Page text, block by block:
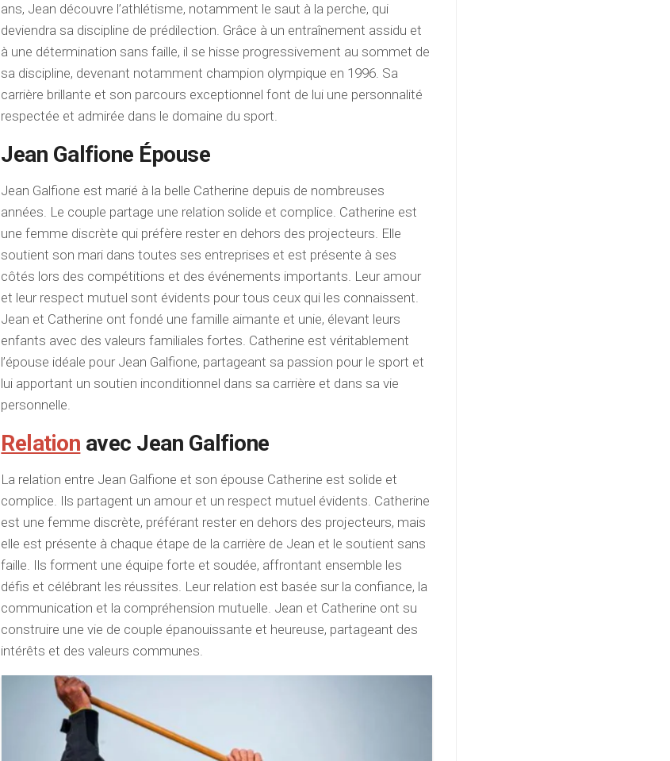
ans, Jean découvre l’athlétisme, notamment le saut à la perche, qui
deviendra sa discipline de prédilection. Grâce à un entraînement assidu et
à une détermination sans faille, il se hisse progressivement au sommet de
sa discipline, devenant notamment champion olympique en 1996. Sa
carrière brillante et son parcours exceptionnel font de lui une personnalité
respectée et admirée dans le domaine du sport.
Jean Galfione Épouse
Jean Galfione est marié à la belle Catherine depuis de nombreuses
années. Le couple partage une relation solide et complice. Catherine est
une femme discrète qui préfère rester en dehors des projecteurs. Elle
soutient son mari dans toutes ses entreprises et est présente à ses
côtés lors des compétitions et des événements importants. Leur amour
et leur respect mutuel sont évidents pour tous ceux qui les connaissent.
Jean et Catherine ont fondé une famille aimante et unie, élevant leurs
enfants avec des valeurs familiales fortes. Catherine est véritablement
l’épouse idéale pour Jean Galfione, partageant sa passion pour le sport et
lui apportant un soutien inconditionnel dans sa carrière et dans sa vie
personnelle.
Relation avec Jean Galfione
La relation entre Jean Galfione et son épouse Catherine est solide et
complice. Ils partagent un amour et un respect mutuel évidents. Catherine
est une femme discrète, préférant rester en dehors des projecteurs, mais
elle est présente à chaque étape de la carrière de Jean et le soutient sans
faille. Ils forment une équipe forte et soudée, affrontant ensemble les
défis et célébrant les réussites. Leur relation est basée sur la confiance, la
communication et la compréhension mutuelle. Jean et Catherine ont su
construire une vie de couple épanouissante et heureuse, partageant des
intérêts et des valeurs communes.